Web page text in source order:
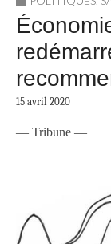
15 avril 2020
— Tribune —